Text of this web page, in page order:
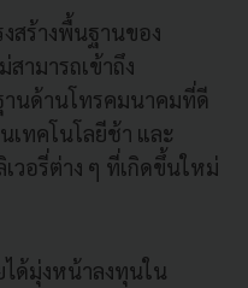
สร้างพื้นฐานของ
ามารถเข้าถึง
านด้านโทรคมนาคมที่ดี
เทคโนโลยีช้า และ
เวอรี่ต่าง ๆ ที่เกิดขึ้นใหม่
ด้มุ่งหน้าลงทุนใน